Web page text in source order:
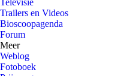
Televisie
Trailers en Videos
Bioscoopagenda
Forum
Meer
Weblog
Fotoboek